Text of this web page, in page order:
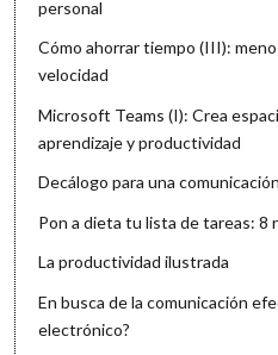
personal
Cómo ahorrar tiempo (III):
velocidad
Microsoft Teams (I): Crea
aprendizaje y productividad
Decálogo para una
Pon a dieta tu lista de tareas: 8
La productividad ilustrada
En busca de la comunicación
electrónico?